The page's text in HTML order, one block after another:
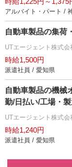
アルバイト・パート /
自動車製品の集荷
UTエージェント株式
時給1,500円
派遣社員 / 愛知県
自動車製品の機械
勤/日払い/工場・
UTエージェント株式
時給1,240円
派遣社員 / 愛知県